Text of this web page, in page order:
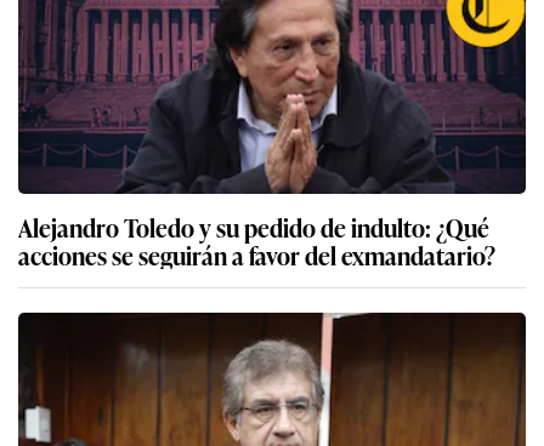
Alejandro Toledo y su pedido de indulto: ¿Qué
acciones se seguirán a favor del exmandatario?